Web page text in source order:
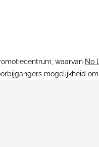
waarvan No
mogelijkheid